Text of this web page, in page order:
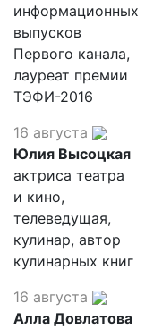
информационных
выпусков
Первого канала,
лауреат премии
ТЭФИ-2016
16 августа
Юлия Высоцкая
актриса театра
и кино,
телеведущая,
кулинар, автор
кулинарных книг
16 августа
Алла Довлатова